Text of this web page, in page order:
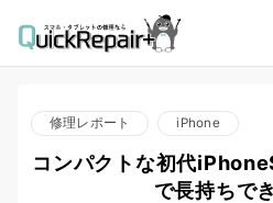
修理レポート iPhone
コンパクトな初代
で長持ちで